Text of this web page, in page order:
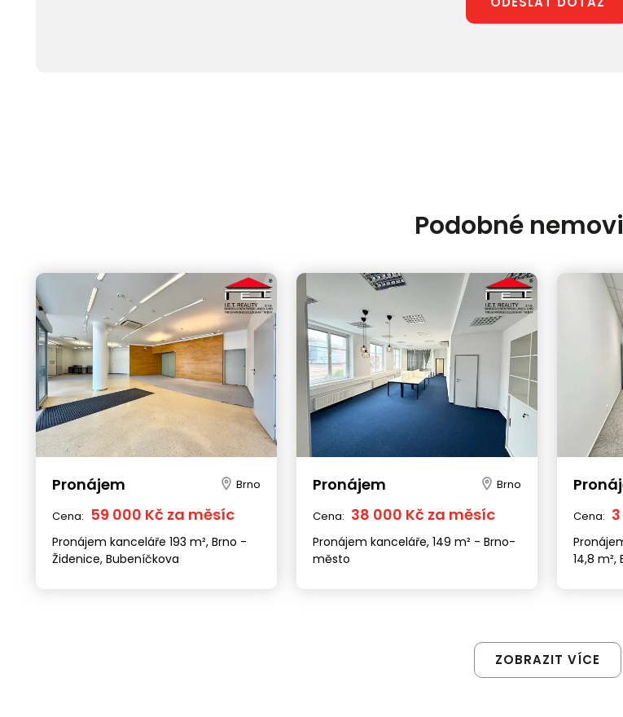
Podobné
Pronájem Brno
Cena: 59 000 Kč za měsíc
Pronájem kanceláře 193 m², Brno -
Židenice, Bubeníčkova
Pronájem Brno
Cena: 38 000 Kč za měsíc
Pronájem kanceláře, 149 m² - Brno-
město
Cena:
14,8
ZOBRAZIT VÍCE